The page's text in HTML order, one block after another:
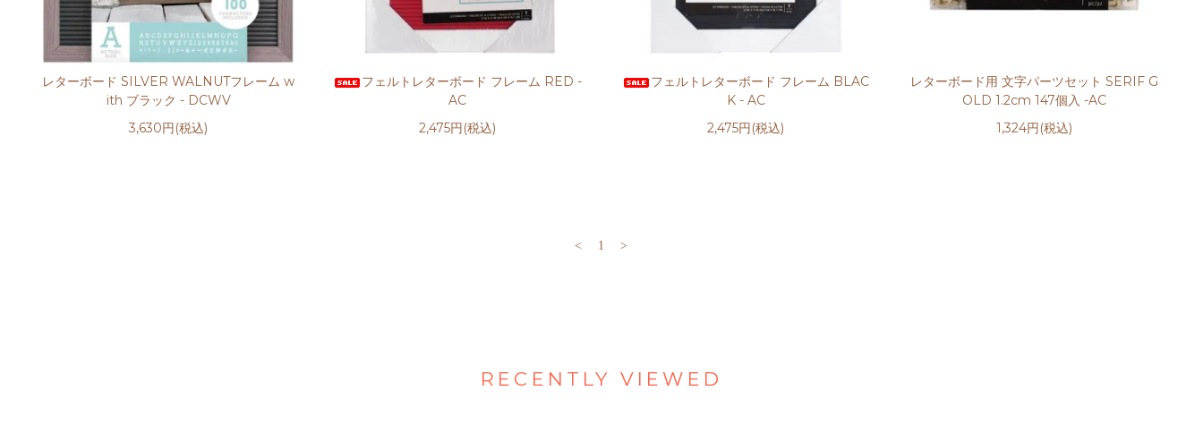
レターボード SILVER WALNUTフレーム w
ith ブラック - DCWV
3,630円(税込)
フェルトレターボード フレーム RED -
AC
2,475円(税込)
フェルトレターボード フレーム BLAC
K - AC
2,475円(税込)
レターボード用 文字パーツセット SERIF G
OLD 1.2cm 147個入 -AC
1,324円(税込)
< 1 >
RECENTLY VIEWED